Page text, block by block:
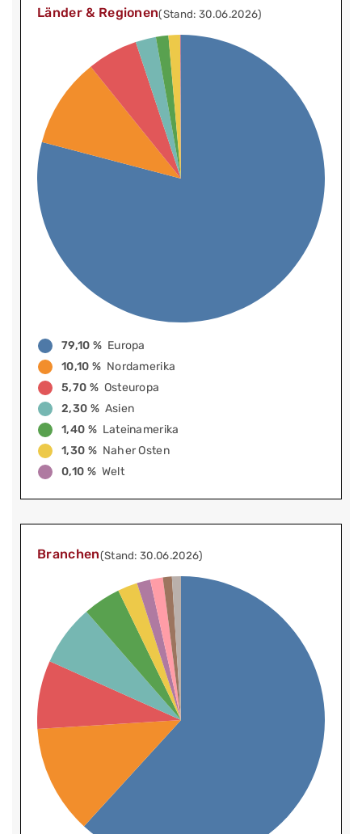
Länder & Regionen(Stand: 30.06.2026)
79,10 % Europa
10,10 % Nordamerika
5,70 % Osteuropa
2,30 % Asien
1,40 % Lateinamerika
1,30 % Naher Osten
0,10 % Welt
Branchen(Stand: 30.06.2026)